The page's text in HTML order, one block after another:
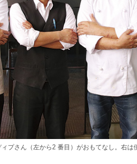
プさん（左から2 番目）がおもてなし。右は